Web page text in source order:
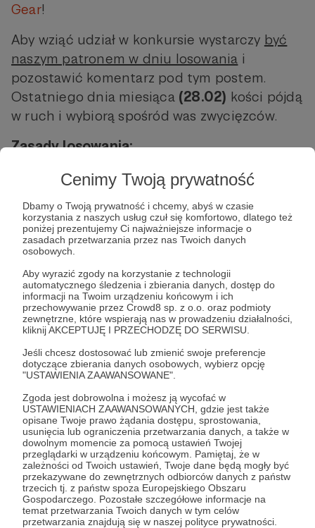
Cenimy Twoją prywatność
Dbamy o Twoją prywatność i chcemy, abyś w czasie
korzystania z naszych usług czuł się komfortowo, dlatego też
poniżej prezentujemy Ci najważniejsze informacje o
zasadach przetwarzania przez nas Twoich danych
osobowych.
Aby wyrazić zgody na korzystanie z technologii
automatycznego śledzenia i zbierania danych, dostęp do
informacji na Twoim urządzeniu końcowym i ich
przechowywanie przez Crowd8 sp. z o.o. oraz podmioty
zewnętrzne, które wspierają nas w prowadzeniu działalności,
kliknij AKCEPTUJĘ I PRZECHODZĘ DO SERWISU.
Jeśli chcesz dostosować lub zmienić swoje preferencje
dotyczące zbierania danych osobowych, wybierz opcję
"USTAWIENIA ZAAWANSOWANE".
Zgoda jest dobrowolna i możesz ją wycofać w
USTAWIENIACH ZAAWANSOWANYCH, gdzie jest także
opisane Twoje prawo żądania dostępu, sprostowania,
usunięcia lub ograniczenia przetwarzania danych, a także w
dowolnym momencie za pomocą ustawień Twojej
przeglądarki w urządzeniu końcowym. Pamiętaj, że w
zależności od Twoich ustawień, Twoje dane będą mogły być
przekazywane do zewnętrznych odbiorców danych z państw
trzecich tj. z państw spoza Europejskiego Obszaru
Gospodarczego. Pozostałe szczegółowe informacje na
temat przetwarzania Twoich danych w tym celów
przetwarzania znajdują się w naszej polityce prywatności.
Gear!
Aby wziąć udział w konkursie wystarczy być
naszym patronem w dniu losowania i
pozostawić komentarz pod tym postem.
Ostatniego dnia miesiąca (28.02) kości pójdą
w ruch i wybiorą spośród was zwycięzców.
Zasady losowania:
Pierwszą kopięplanu rozlosujemy wśród
komentarz pod postem.
Druga kopiabędzie losowana w ten sam
„Szczurołap”i wyższych.
Trzecia kopiabędzie losowana spośród
patronów z progu -"Strażnik Dróg"i
wyższych.
- Jedna osoba może wygrać tylko jedna kopię,
dodatkowo kandydatury zwycięzców
konkursu z poprzedniego miesiąca
pominiemy, niechaj i na innych spłynie
błogosławieństwo Ranalda, lub innego z
bogów!
Zatem powodzenia i do usłyszenia ;)